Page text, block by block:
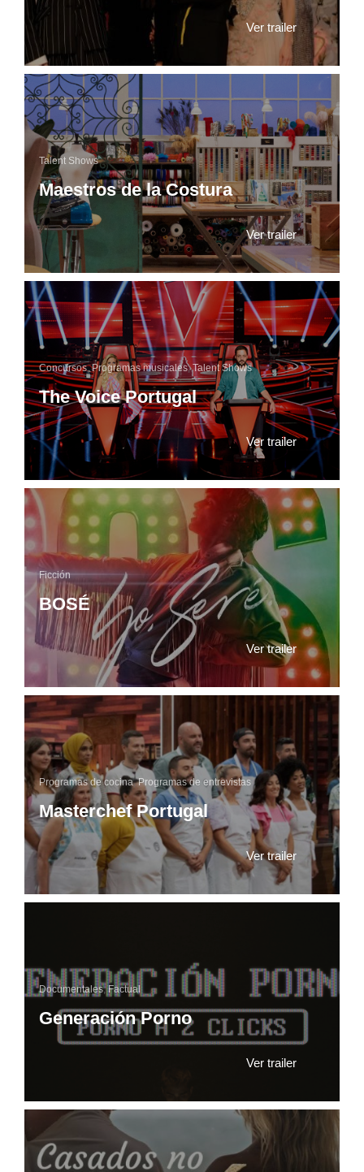
Ver trailer
Maestros de la Costura
Talent Shows
Ver trailer
The Voice Portugal
Concursos,Programas musicales,Talent Shows
Ver trailer
BOSÉ
Ficción
Ver trailer
Masterchef Portugal
Programas de cocina,Programas de entrevistas
Ver trailer
Generación Porno
Documentales,Factual
Ver trailer